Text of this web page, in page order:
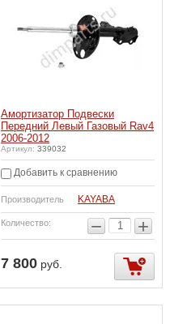
Амортизатор Подвески
Передний Левый Газовый Rav4
2006-2012
Артикул: 339032
Добавить к сравнению
Производитель KAYABA
Количество: − +
7 800 руб.